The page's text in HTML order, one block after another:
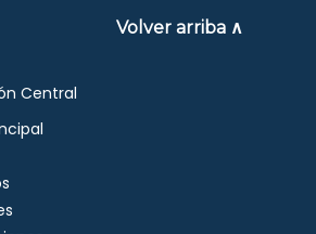
Volver arriba ∧
Central